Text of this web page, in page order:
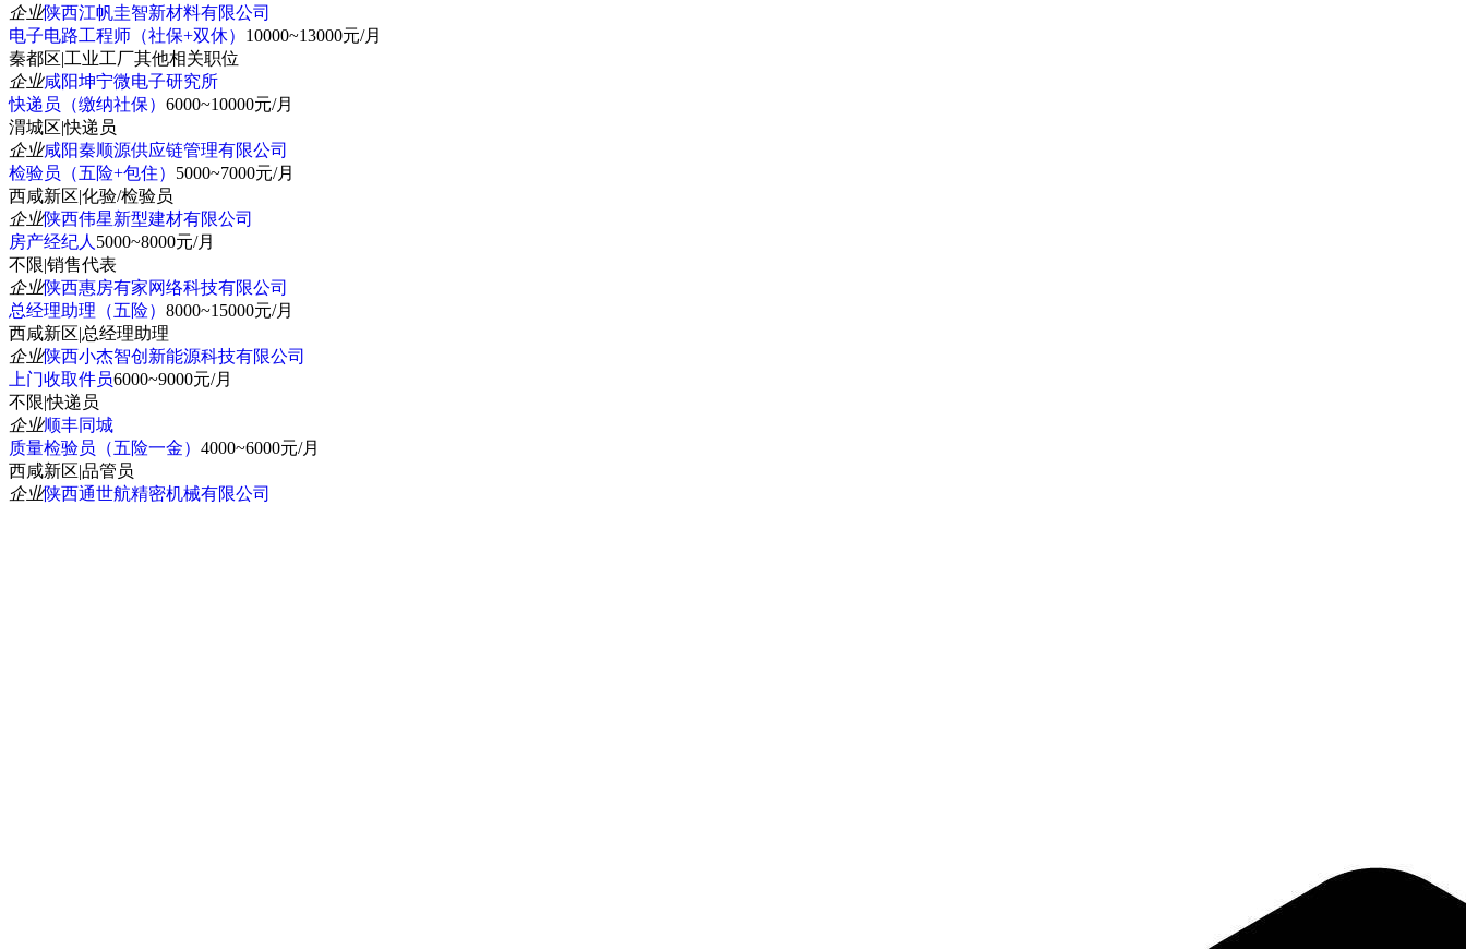
企业陕西江帆圭智新材料有限公司
电子电路工程师（社保+双休） 10000~13000元/月
秦都区|工业工厂其他相关职位
企业咸阳坤宁微电子研究所
快递员（缴纳社保） 6000~10000元/月
渭城区|快递员
企业咸阳秦顺源供应链管理有限公司
检验员（五险+包住） 5000~7000元/月
西咸新区|化验/检验员
企业陕西伟星新型建材有限公司
房产经纪人 5000~8000元/月
不限|销售代表
企业陕西惠房有家网络科技有限公司
总经理助理（五险） 8000~15000元/月
西咸新区|总经理助理
企业陕西小杰智创新能源科技有限公司
上门收取件员6000~9000元/月
不限|快递员
企业顺丰同城
质量检验员（五险一金） 4000~6000元/月
西咸新区|品管员
企业陕西通世航精密机械有限公司